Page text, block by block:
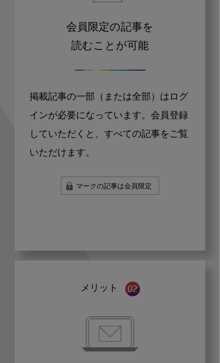
会員限定の記事を
読むことが可能
掲載記事の一部（または全部）はログ
インが必要になっています。会員登録
していただくと、すべての記事をご覧
いただけます。
マークの記事は会員限定
メリット